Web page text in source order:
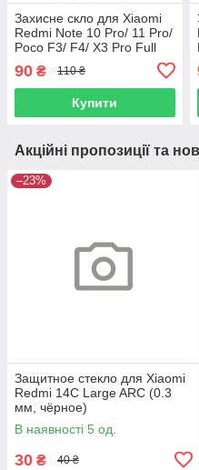
Захисне скло для Xiaomi
Redmi Note 10 Pro/ 11 Pro/
Poco F3/ F4/ X3 Pro Full
чорне) Люкс
90 ₴ 110 ₴
Купити
Акційні пропозиції та
–23%
Защитное стекло для Xiaomi
Redmi 14C Large ARC (0.3
мм, чёрное)
В наявності 5 од.
30 ₴ 40 ₴